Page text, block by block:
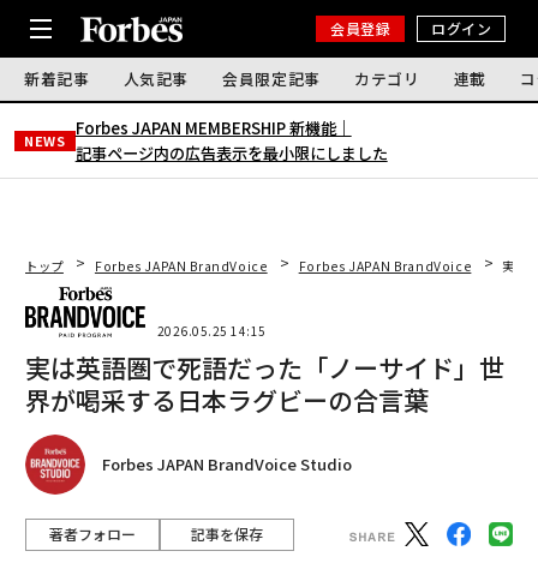
会員登録 ログイン
新着記事 人気記事 会員限定記事 カテゴリ 連載
NEWS
Forbes JAPAN MEMBERSHIP 新機能｜
記事ページ内の広告表示を最小限にしました
トップ Forbes JAPAN BrandVoice Forbes JAPAN BrandVoice 実は
2026.05.25 14:15
実は英語圏で死語だった「ノーサイド」世
界が喝采する日本ラグビーの合言葉
Forbes JAPAN BrandVoice Studio
著者フォロー 記事を保存